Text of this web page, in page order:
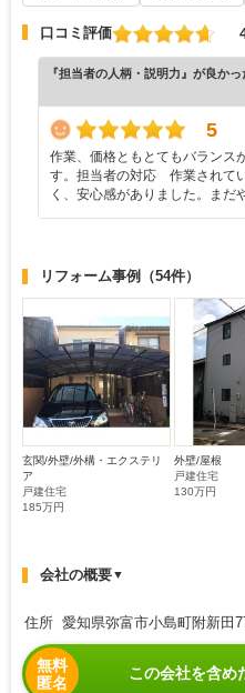
口コミ評価
『担当者の人柄・説明力』が良かっ
5
作業、価格ともとてもバランス
す。担当者の対応 作業されて
く、安心感がありました。まだ
リフォーム事例 （54件）
玄関/外壁/外構・エクステリ
ア
戸建住宅
185万円
外壁/屋根
戸建住宅
130万円
会社の概要▼
住所 愛知県弥富市小島町附新田
無料
匿名
この会社を含め